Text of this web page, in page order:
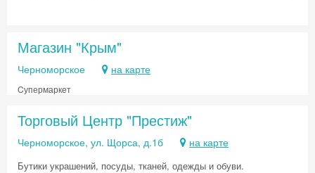
Магазин "Крым"
Черноморское на карте
Cупермаркет
Торговый Центр "Престиж"
Черноморское, ул. Щорса, д.1б на карте
Бутики украшений, посуды, тканей, одежды и обуви.